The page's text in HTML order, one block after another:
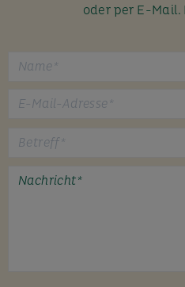
oder per E-Mail.